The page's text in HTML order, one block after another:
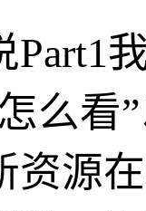
Part1
么看
资源